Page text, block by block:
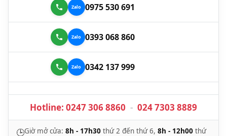
0975 530 691
0393 068 860
0342 137 999
Hotline: 0247 306 8860 - 024 7303 8889
🕒Giờ mở cửa: 8h - 17h30 thứ 2 đến thứ 6, 8h - 12h00 thứ